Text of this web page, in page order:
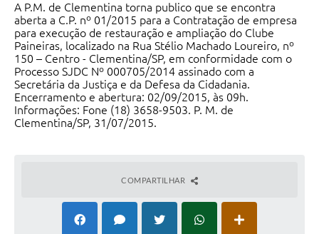
A P.M. de Clementina torna publico que se encontra
aberta a C.P. nº 01/2015 para a Contratação de empresa
para execução de restauração e ampliação do Clube
Paineiras, localizado na Rua Stélio Machado Loureiro, nº
150 – Centro - Clementina/SP, em conformidade com o
Processo SJDC Nº 000705/2014 assinado com a
Secretária da Justiça e da Defesa da Cidadania.
Encerramento e abertura: 02/09/2015, às 09h.
Informações: Fone (18) 3658-9503. P. M. de
Clementina/SP, 31/07/2015.
COMPARTILHAR